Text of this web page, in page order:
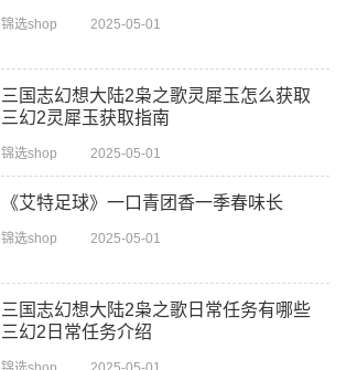
锦选shop 2025-05-01
三国志幻想大陆2枭之歌灵犀玉怎么获取
三幻2灵犀玉获取指南
锦选shop 2025-05-01
《艾特足球》一口青团香一季春味长
锦选shop 2025-05-01
三国志幻想大陆2枭之歌日常任务有哪些
三幻2日常任务介绍